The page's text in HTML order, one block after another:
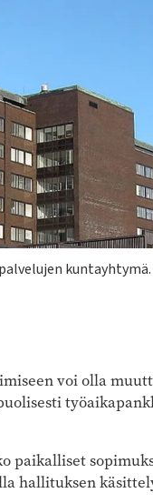
voi olla
paikalliset
hallituksen